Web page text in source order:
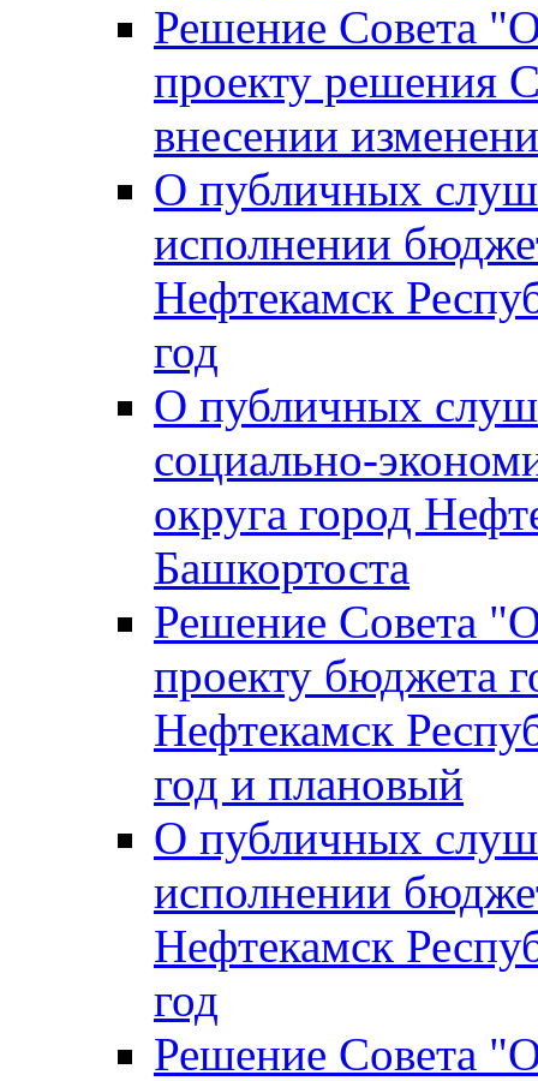
Решение Совета
проекту решения
внесении
О публичных
исполнении
Нефтекамск
год
О публичных
социально-
округа город
Башкортоста
Решение Совета
проекту бюджета
Нефтекамск
год и плановый
О публичных
исполнении
Нефтекамск
год
Решение Совета